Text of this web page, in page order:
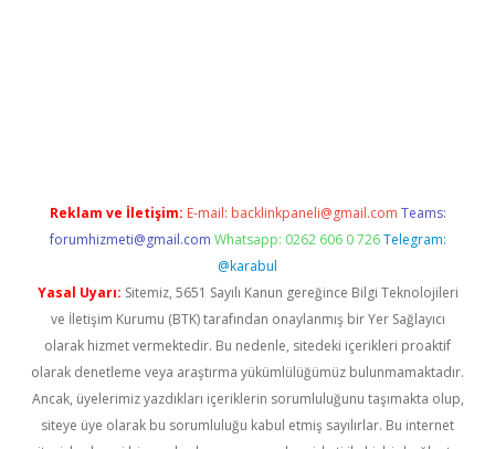
Reklam ve İletişim: E-mail: backlinkpaneli@gmail.com Teams:
forumhizmeti@gmail.com Whatsapp: 0262 606 0 726 Telegram:
@karabul
Yasal Uyarı: Sitemiz, 5651 Sayılı Kanun gereğince Bilgi Teknolojileri
ve İletişim Kurumu (BTK) tarafından onaylanmış bir Yer Sağlayıcı
olarak hizmet vermektedir. Bu nedenle, sitedeki içerikleri proaktif
olarak denetleme veya araştırma yükümlülüğümüz bulunmamaktadır.
Ancak, üyelerimiz yazdıkları içeriklerin sorumluluğunu taşımakta olup,
siteye üye olarak bu sorumluluğu kabul etmiş sayılırlar. Bu internet